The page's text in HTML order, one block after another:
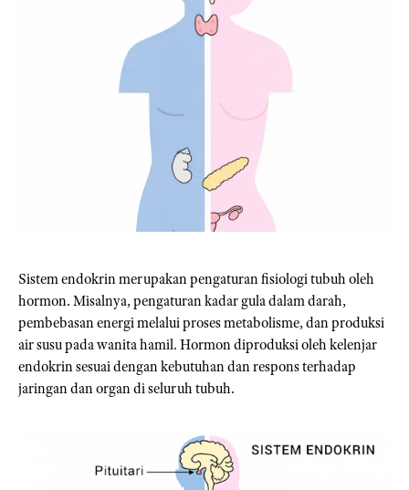
Sistem endokrin merupakan pengaturan fisiologi tubuh oleh
hormon. Misalnya, pengaturan kadar gula dalam darah,
pembebasan energi melalui proses metabolisme, dan produksi
air susu pada wanita hamil. Hormon diproduksi oleh kelenjar
endokrin sesuai dengan kebutuhan dan respons terhadap
jaringan dan organ di seluruh tubuh.